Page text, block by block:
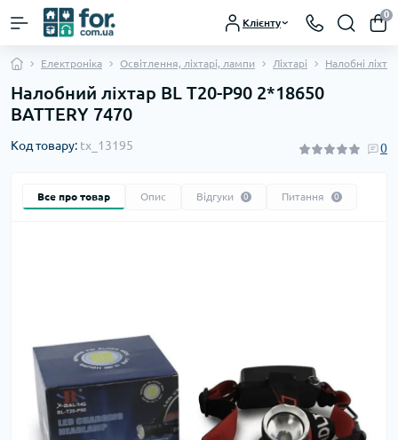
Клієнту
0
Електроніка Освітлення, ліхтарі, лампи Ліхтарі Налобні
Налобний ліхтар BL T20-P90 2*18650
BATTERY 7470
Код товару: tx_13195 0
Все про товар Опис Відгуки 0 Питання 0